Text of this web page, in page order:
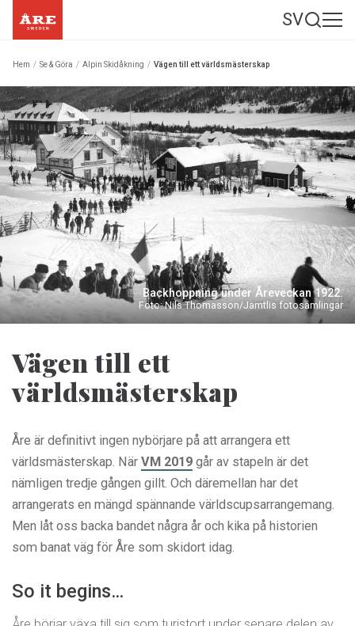
SV
Hem / Se & Göra / Alpin Skidåkning / Vägen till ett världsmästerskap
Backhoppning under Åreveckan 1922.
Foto: Nils Thomasson/Jamtlis fotosamlingar
Vägen till ett
världsmästerskap
Åre är definitivt ingen nybörjare på att arrangera ett
världsmästerskap. När VM 2019 går av stapeln är det
nämligen tredje gången gillt. Och däremellan har det
arrangerats en mängd spännande världscupsarrangemang.
Men låt oss backa bandet några år och kika på historien
som banat väg för Åre som skidort idag.
So it begins…